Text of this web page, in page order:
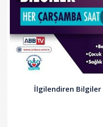
İlgilendiren Bilgiler